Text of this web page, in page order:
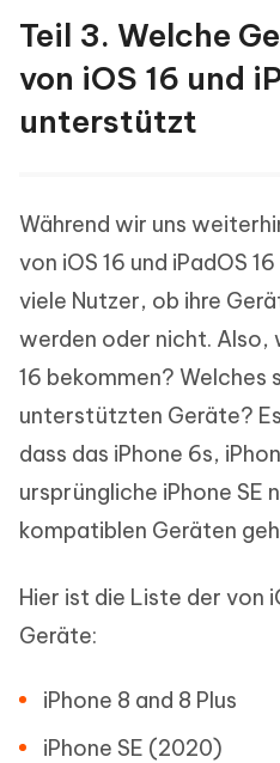
Teil 3. Welche
von iOS 16 und
unterstützt
Während wir uns
von iOS 16 und iPadOS
viele Nutzer, ob ihre
werden oder nicht. Also,
16 bekommen? Welches
unterstützten Geräte?
dass das iPhone 6s,
ursprüngliche iPhone SE
kompatiblen Geräten
Hier ist die Liste der von
Geräte:
iPhone 8 and 8 Plus
iPhone SE (2020)